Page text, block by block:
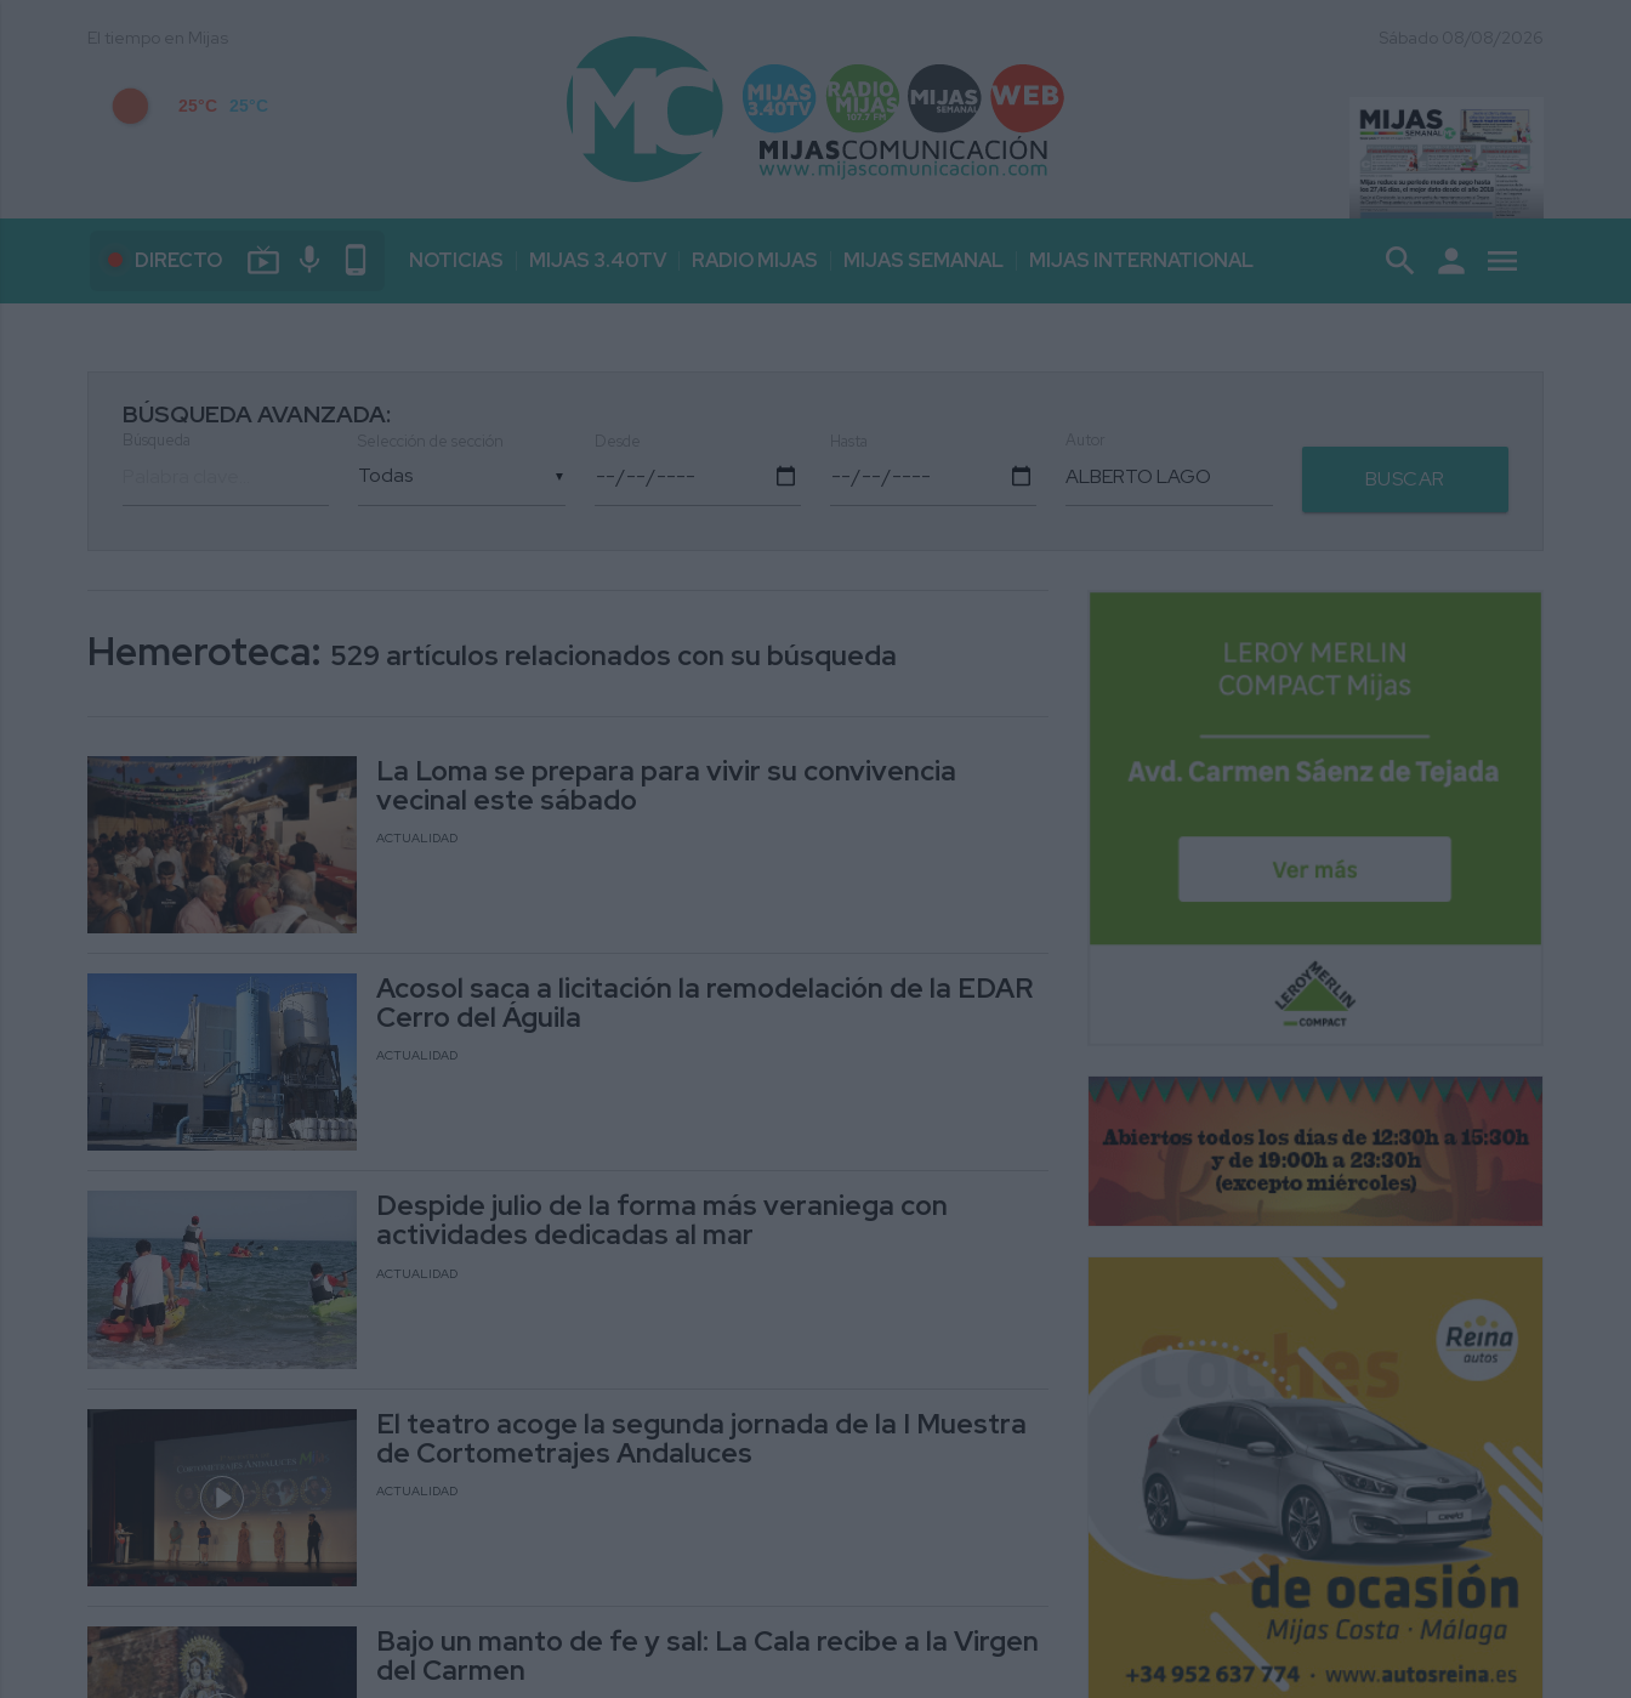
25°C 25°C
DIRECTO live_tv mic phone_android NOTICIAS MIJAS 3.40TV RADIO MIJAS MIJAS SEMANAL MIJAS INTERNATIONAL search person menu
BÚSQUEDA AVANZADA:
▼ BUSCAR
Hemeroteca: 529 artículos relacionados con su búsqueda
La Loma se prepara para vivir su convivencia
vecinal este sábado
ACTUALIDAD
Acosol saca a licitación la remodelación de la EDAR
Cerro del Águila
ACTUALIDAD
Despide julio de la forma más veraniega con
actividades dedicadas al mar
ACTUALIDAD
El teatro acoge la segunda jornada de la I Muestra
de Cortometrajes Andaluces
ACTUALIDAD
Bajo un manto de fe y sal: La Cala recibe a la Virgen
del Carmen